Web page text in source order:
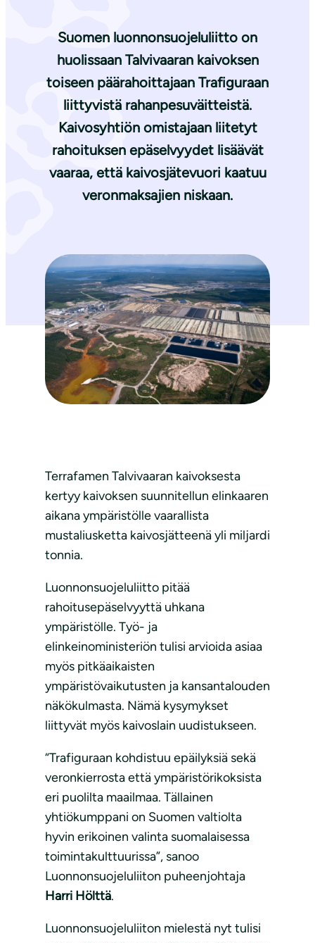
Suomen luonnonsuojeluliitto on
huolissaan Talvivaaran kaivoksen
toiseen päärahoittajaan Trafiguraan
liittyvistä rahanpesuväitteistä.
Kaivosyhtiön omistajaan liitetyt
rahoituksen epäselvyydet lisäävät
vaaraa, että kaivosjätevuori kaatuu
veronmaksajien niskaan.
Terrafamen Talvivaaran kaivoksesta
kertyy kaivoksen suunnitellun elinkaaren
aikana ympäristölle vaarallista
mustaliusketta kaivosjätteenä yli miljardi
tonnia.
Luonnonsuojeluliitto pitää
rahoitusepäselvyyttä uhkana
ympäristölle. Työ- ja
elinkeinoministeriön tulisi arvioida asiaa
myös pitkäaikaisten
ympäristövaikutusten ja kansantalouden
näkökulmasta. Nämä kysymykset
liittyvät myös kaivoslain uudistukseen.
“Trafiguraan kohdistuu epäilyksiä sekä
veronkierrosta että ympäristörikoksista
eri puolilta maailmaa. Tällainen
yhtiökumppani on Suomen valtiolta
hyvin erikoinen valinta suomalaisessa
toimintakulttuurissa”, sanoo
Luonnonsuojeluliiton puheenjohtaja
Harri Hölttä.
Luonnonsuojeluliiton mielestä nyt tulisi